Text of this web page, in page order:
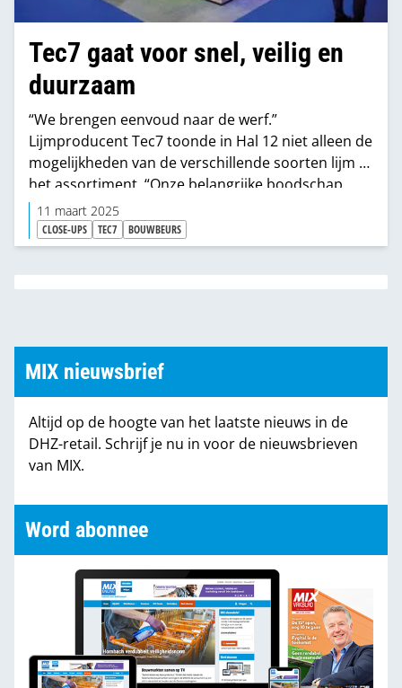
Tec7 gaat voor snel, veilig en
duurzaam
“We brengen eenvoud naar de werf.”
Lijmproducent Tec7 toonde in Hal 12 niet alleen de
mogelijkheden van de verschillende soorten lijm in
het assortiment. “Onze belangrijke boodschap
hier is dat we investeren in eenvoud binnen onze
producten. Kennis van lijmen is bij veel verwerkers
een uitdaging en daarom stoppen wij heel veel
toepassingen in één koker”, zegt Klaas Jochems,
sales manager Tec7 Benelux, die toevoegt dat de
11 maart 2025
CLOSE-UPS TEC7 BOUWBEURS
MIX nieuwsbrief
Altijd op de hoogte van het laatste nieuws in de
DHZ-retail. Schrijf je nu in voor de nieuwsbrieven
van MIX.
Word abonnee